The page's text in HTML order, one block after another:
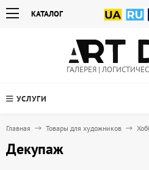
КАТАЛОГ
ГАЛЕРЕЯ |
УСЛУГИ
Главная Товары для художников
Декупаж